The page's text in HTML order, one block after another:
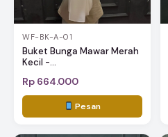
WF-BK-A-01
Buket Bunga Mawar Merah
Kecil -...
Rp 664.000
Pesan